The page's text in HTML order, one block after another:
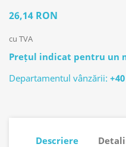
26,14 RON
cu TVA
Prețul indicat pentru un
Departamentul vânzării:
Descriere